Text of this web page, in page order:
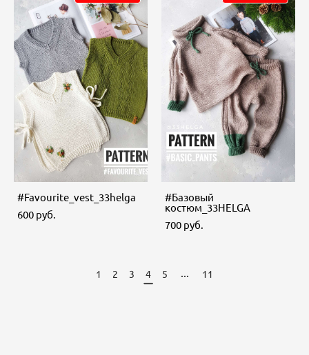
#Favourite_vest_33helga
600 pуб.
#Базовый
костюм_33HELGA
700 pуб.
1 2 3 4 5 ... 11